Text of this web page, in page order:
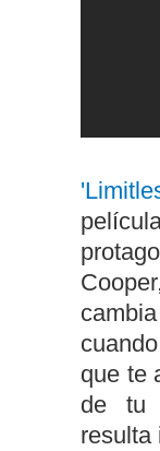
que te
de tu
resulta